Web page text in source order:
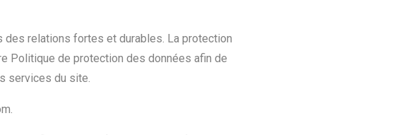
des relations fortes et durables. La protection
Politique de protection des données afin de
services du site.